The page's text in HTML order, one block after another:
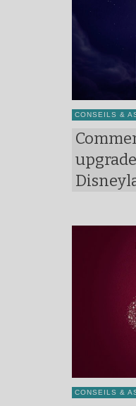
CONSEILS &
CONSEILS &